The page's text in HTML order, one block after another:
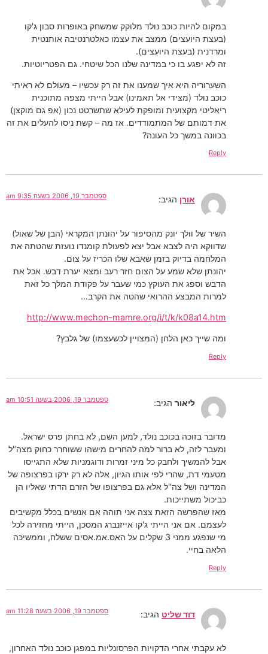
במקום להיות כוכב נולד מלוקק שמשחק באופרות סבון ג'קו
(בעצת היועצים) ממצב את עצמו כאלטרנטיבה אותנטית
ומרדנית (בעצת היועצים).
זה לא יפגע בו כי במדינה שלנו הכל שיטחי. גם הפטריוטיות.
השערוריה היא איך שמענו את זה רק עכשיו – מעולם לא ראיתי
כוכב נולד (מצידי אל תאמינו) אבל הייתי מצפה מתוכנית
ריאליטי מקצועית ומופקת לעילא שתשרטט נכון (אפ גם מוקצן)
את דמותם של המתמודדים. אז מה – קשת ניסו להעלים את זה
בכוונה במשך כל העונה?
Reply
אורן הגיב: ספטמבר 19, 2006 בשעה 9:35 am
השיר של וולך יונק מהסיפור על יהונתן המקראי (הבן של שאול)
שדווקא היה לצבא אבל יצא לפעולת קומנדו נועזת שהטתה את
המלחמה בדיוק בזמן שאבא שלו הכריז על צום.
יהונתן שלא שמע על הצום חזר רעב ומצא יערת דבש. אכל את
הדבש וספג את העוקץ כמי שעבר על פקודת המלך כל זאת
למרות המבצע ההרואי שהטה את הקרב…
http://www.mechon-mamre.org/i/t/k/k08a14.htm
ומה שייך כאן הלחן (המצויין לכשעצמו) של גלבץ?
Reply
ליאור הגיב: ספטמבר 19, 2006 בשעה 10:51 am
מדובר בזוכה בכוכב נולד, למען השם, לא בחתן פרס ישראל.
ומעבר לזה, לא ברור למה להחרים מישהו ששוחרר כחוק מצה"ל
אבל להמשיך ולחבק כל מיני זמרות ודוגמניות שלא התגייסו
מטעמי דת, שהרי לפי אותו הגיון, אלה לא רק ירקו בפרצופה של
המדינה ושל צה"ל אלא גם בפרצופו של הזרם הדתי שאליו הן
כביכול משתייכות.
מאז שהפרשה הזאת צצה אני תוהה אם אנשים בכלל מקשיבים
לעצמם. אם אני הייתי ג'קו אייזנברג המסכן, הייתי מחזירה לכל
מי שנפגע ממני 3 שקלים על האס.אמ.אסים ששלח, וממשיכה
הלאה בחיי.
Reply
דוד שליט הגיב: ספטמבר 19, 2006 בשעה 11:28 am
לא עקבתי אחרי הדקויות הפרסונליות במפגן כוכב נולד האחרון,